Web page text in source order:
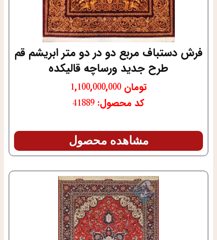
فرش دستباف مربع دو در دو متر ابریشم قم
طرح جدید ورساچه قالیکده
تومان
کد محصول: 41889
مشاهده محصول